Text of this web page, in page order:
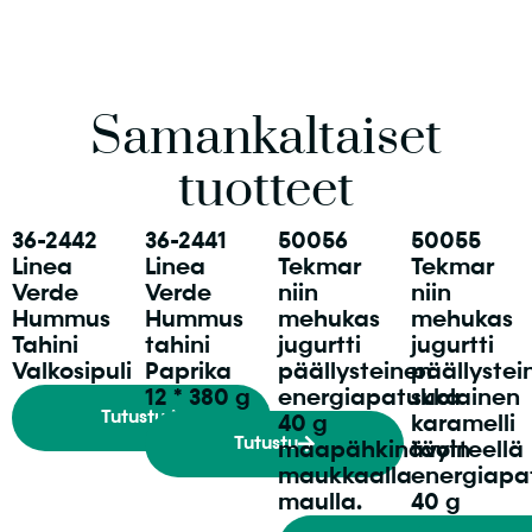
Samankaltaiset
tuotteet
36-2442
Linea
Verde
Hummus
Tahini
Valkosipuli
Tutustu
36-2441
Linea
Verde
Hummus
tahini
Paprika
12 * 380 g
Tutustu
50056
Tekmar
niin
mehukas
jugurtti
päällysteinen
energiapatukka
40 g
maapähkinävoin
maukkaalla
maulla.
50055
Tekmar
niin
mehukas
jugurtti
suolainen
karamelli
täytteellä
40 g